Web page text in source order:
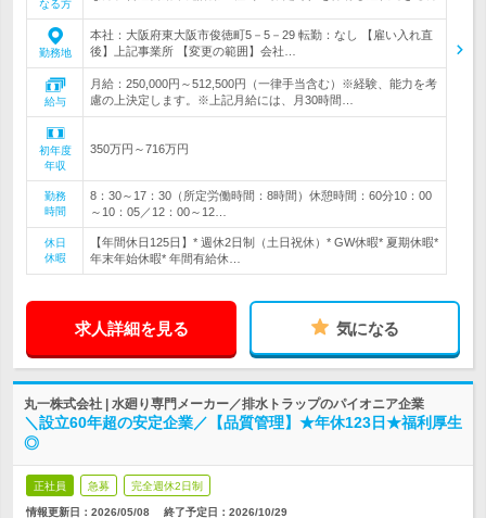
なる方
勤務地
本社：大阪府東大阪市俊徳町5－5－29 転勤：なし 【雇い入れ直
後】上記事業所 【変更の範囲】会社…
給与
月給：250,000円～512,500円（一律手当含む）※経験、能力を考
慮の上決定します。※上記月給には、月30時間…
初年度
年収
350万円～716万円
勤務
時間
8：30～17：30（所定労働時間：8時間）休憩時間：60分10：00
～10：05／12：00～12…
休日
休暇
【年間休日125日】* 週休2日制（土日祝休）* GW休暇* 夏期休暇*
年末年始休暇* 年間有給休…
求人詳細を見る 気になる
丸一株式会社 | 水廻り専門メーカー／排水トラップのパイオニア企業
＼設立60年超の安定企業／【品質管理】★年休123日★福利厚生
◎
正社員 急募 完全週休2日制
情報更新日：2026/05/08 終了予定日： 2026/10/29